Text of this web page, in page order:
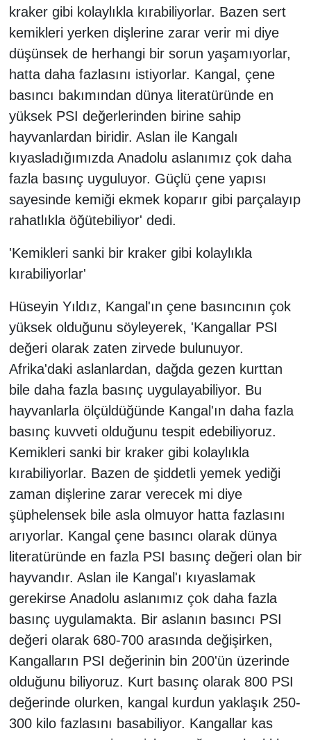
kraker gibi kolaylıkla kırabiliyorlar. Bazen sert
kemikleri yerken dişlerine zarar verir mi diye
düşünsek de herhangi bir sorun yaşamıyorlar,
hatta daha fazlasını istiyorlar. Kangal, çene
basıncı bakımından dünya literatüründe en
yüksek PSI değerlerinden birine sahip
hayvanlardan biridir. Aslan ile Kangalı
kıyasladığımızda Anadolu aslanımız çok daha
fazla basınç uyguluyor. Güçlü çene yapısı
sayesinde kemiği ekmek koparır gibi parçalayıp
rahatlıkla öğütebiliyor' dedi.
'Kemikleri sanki bir kraker gibi kolaylıkla
kırabiliyorlar'
Hüseyin Yıldız, Kangal'ın çene basıncının çok
yüksek olduğunu söyleyerek, 'Kangallar PSI
değeri olarak zaten zirvede bulunuyor.
Afrika'daki aslanlardan, dağda gezen kurttan
bile daha fazla basınç uygulayabiliyor. Bu
hayvanlarla ölçüldüğünde Kangal'ın daha fazla
basınç kuvveti olduğunu tespit edebiliyoruz.
Kemikleri sanki bir kraker gibi kolaylıkla
kırabiliyorlar. Bazen de şiddetli yemek yediği
zaman dişlerine zarar verecek mi diye
şüphelensek bile asla olmuyor hatta fazlasını
arıyorlar. Kangal çene basıncı olarak dünya
literatüründe en fazla PSI basınç değeri olan bir
hayvandır. Aslan ile Kangal'ı kıyaslamak
gerekirse Anadolu aslanımız çok daha fazla
basınç uygulamakta. Bir aslanın basıncı PSI
değeri olarak 680-700 arasında değişirken,
Kangalların PSI değerinin bin 200'ün üzerinde
olduğunu biliyoruz. Kurt basınç olarak 800 PSI
değerinde olurken, kangal kurdun yaklaşık 250-
300 kilo fazlasını basabiliyor. Kangallar kas